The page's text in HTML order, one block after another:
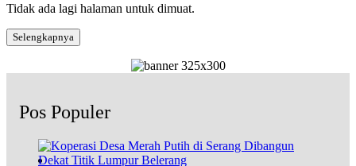
Tidak ada lagi halaman untuk dimuat.
Selengkapnya
Pos Populer